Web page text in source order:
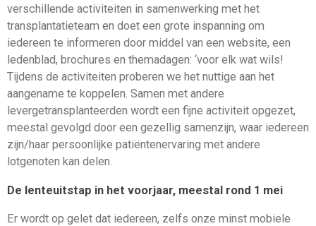
verschillende activiteiten in samenwerking met het
transplantatieteam en doet een grote inspanning om
iedereen te informeren door middel van een website, een
ledenblad, brochures en themadagen: ‘voor elk wat wils!
Tijdens de activiteiten proberen we het nuttige aan het
aangename te koppelen. Samen met andere
levergetransplanteerden wordt een fijne activiteit opgezet,
meestal gevolgd door een gezellig samenzijn, waar iedereen
zijn/haar persoonlijke patiëntenervaring met andere
lotgenoten kan delen.
De lenteuitstap in het voorjaar, meestal rond 1 mei
Er wordt op gelet dat iedereen, zelfs onze minst mobiele